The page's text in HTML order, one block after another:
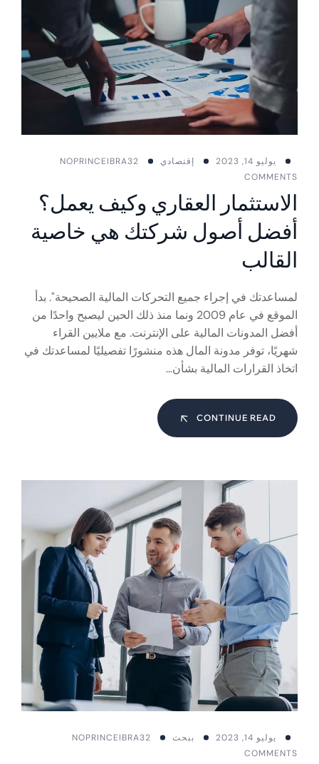
يوليو 14, 2023 إقتصادي PRINCEIBRA32
NO
COMMENTS
الاستثمار العقاري وكيف يعمل؟
أفضل أصول شركتك هي خاصية
القالب
لمساعدتك في إجراء جميع التحركات المالية الصحيحة". بدأ
الموقع في عام 2009 ونما منذ ذلك الحين ليصبح واحدًا من
أفضل المدونات المالية على الإنترنت. مع ملايين القراء
شهريًا، توفر مدونة المال هذه منشورًا تفصيليًا لمساعدتك في
اتخاذ القرارات المالية بشأن…
CONTINUE READ
يوليو 14, 2023 ببحث PRINCEIBRA32
NO
COMMENTS